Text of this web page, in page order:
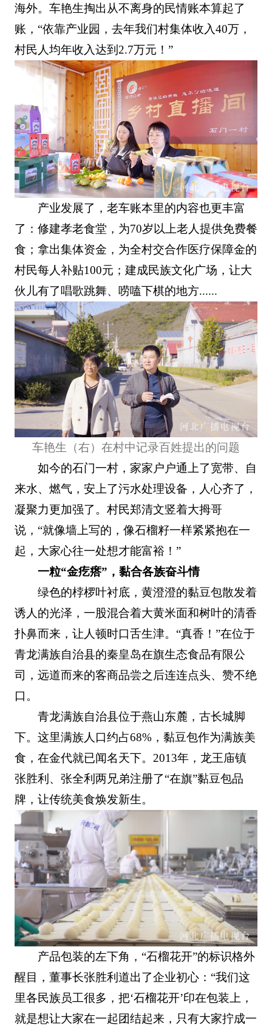
海外。车艳生掏出从不离身的民情账本算起了
账，“依靠产业园，去年我们村集体收入40万，
村民人均年收入达到2.7万元！”
产业发展了，老车账本里的内容也更丰富
了：修建孝老食堂，为70岁以上老人提供免费餐
食；拿出集体资金，为全村交合作医疗保障金的
村民每人补贴100元；建成民族文化广场，让大
伙儿有了唱歌跳舞、唠嗑下棋的地方......
车艳生（右）在村中记录百姓提出的问题
如今的石门一村，家家户户通上了宽带、自
来水、燃气，安上了污水处理设备，人心齐了，
凝聚力更加强了。村民郑清文竖着大拇哥
说，“就像墙上写的，像石榴籽一样紧紧抱在一
起，大家心往一处想才能富裕！”
一粒“金疙瘩”，黏合各族奋斗情
绿色的桲椤叶衬底，黄澄澄的黏豆包散发着
诱人的光泽，一股混合着大黄米面和树叶的清香
扑鼻而来，让人顿时口舌生津。“真香！”在位于
青龙满族自治县的秦皇岛在旗生态食品有限公
司，远道而来的客商品尝之后连连点头、赞不绝
口。
青龙满族自治县位于燕山东麓，古长城脚
下。这里满族人口约占68%，黏豆包作为满族美
食，在金代就已闻名天下。2013年，龙王庙镇
张胜利、张全利两兄弟注册了“在旗”黏豆包品
牌，让传统美食焕发新生。
产品包装的左下角，“石榴花开”的标识格外
醒目，董事长张胜利道出了企业初心：“我们这
里各民族员工很多，把‘石榴花开’印在包装上，
就是想让大家在一起团结起来，只有大家拧成一